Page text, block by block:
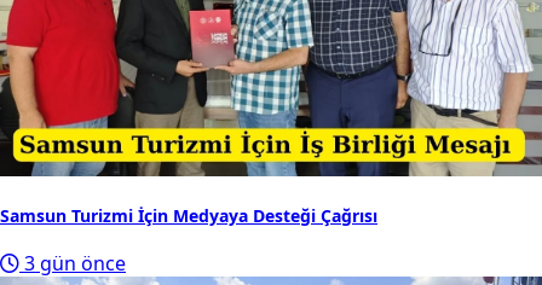
Samsun Turizmi İçin Medyaya Desteği Çağrısı
3 gün önce